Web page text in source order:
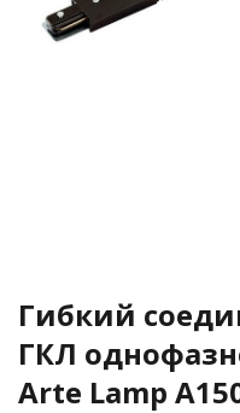
Гибкий
ГКЛ
Arte Lamp